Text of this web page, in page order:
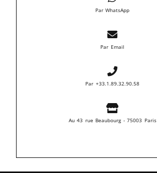
Par WhatsApp
Par Email
Par +33.1.89.32.90.58
Au 43 rue Beaubourg - 75003 Paris